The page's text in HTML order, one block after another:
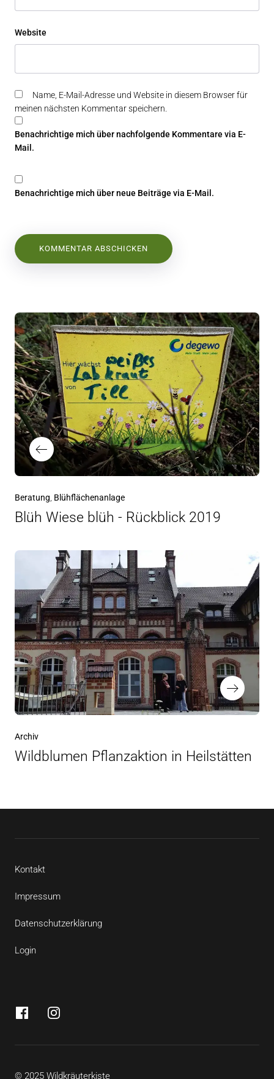
Website
Name, E-Mail-Adresse und Website in diesem Browser für
meinen nächsten Kommentar speichern.
Benachrichtige mich über nachfolgende Kommentare via E-
Mail.
Benachrichtige mich über neue Beiträge via E-Mail.
Beratung Blühflächenanlage
Blüh Wiese blüh - Rückblick 2019
Archiv
Wildblumen Pflanzaktion in Heilstätten
Kontakt
Impressum
Datenschutzerklärung
Login
© 2025 Wildkräuterkiste